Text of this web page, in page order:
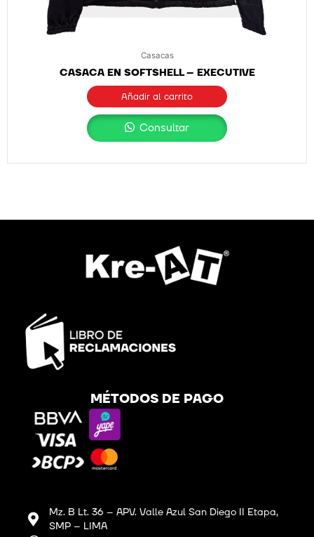
Casacas
CASACA EN SOFTSHELL – EXECUTIVE
Añadir al carrito
Consultar
MÉTODOS DE PAGO
Mz. B Lt. 36 – APV. Valle Azul San Diego II Etapa,
SMP – LIMA